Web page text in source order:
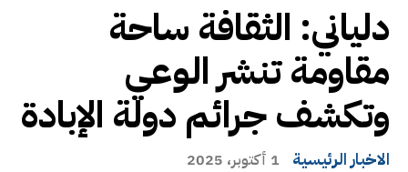
دلياني: الثقافة ساحة
مقاومة تنشر الوعي
وتكشف جرائم دولة الإبادة
الاخبار الرئيسية 1 أكتوبر، 2025